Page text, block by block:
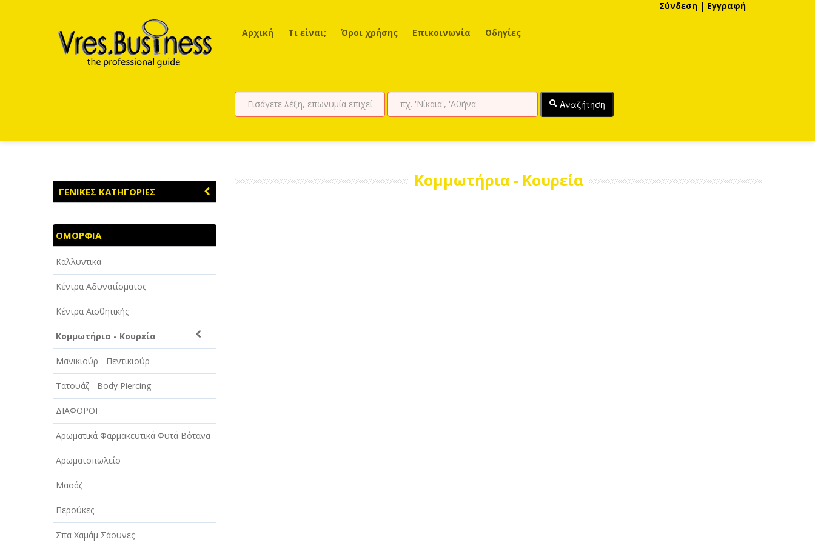
Αρχική Τι είναι; Όροι χρήσης Επικοινωνία Οδηγίες
Σύνδεση | Εγγραφή
Αναζήτηση
ΓΕΝΙΚΕΣ ΚΑΤΗΓΟΡΙΕΣ
ΑΓΡΟΤΙΚΑ - ΚΤΗΝΟΤΡΟΦΙΚΑ
ΑΘΛΗΤΙΣΜΟΣ
ΑΥΤΟΚΙΝΗΤΑ - ΜΗΧΑΝΕΣ - ΣΚΑΦΗ
ΔΙΑΣΚΕΔΑΣΗ - ΨΥΧΑΓΩΓΙΑ - ΤΕΧΝΕΣ
ΔΙΑΦΗΜΙΣΗ - ΜΜΕ
ΕΚΚΛΗΣΙΕΣ - ΦΙΛΑΝΘΡΩΠΙΚΑ
ΣΩΜΑΤΕΙΑ
ΕΚΠΑΙΔΕΥΣΗ - ΣΧΟΛΕΣ
ΕΜΠΟΡΙΟ - ΕΜΠΟΡΙΚΑ ΚΑΤΑΣΤΗΜΑΤΑ
ΕΡΓΟΣΤΑΣΙΑ - ΒΙΟΜΗΧΑΝΙΕΣ
ΞΕΝΟΔΟΧΕΙΑ - ΤΟΥΡΙΣΜΟΣ
ΟΜΟΡΦΙΑ
ΠΑΡΟΧΗ ΥΠΗΡΕΣΙΩΝ
ΤΕΧΝΙΚΑ - ΚΑΤΑΣΚΕΥΑΣΤΙΚΑ
ΟΜΟΡΦΙΑ
Καλλυντικά
Κέντρα Αδυνατίσματος
Κέντρα Αισθητικής
Κομμωτήρια - Κουρεία
Μανικιούρ - Πεντικιούρ
Τατουάζ - Body Piercing
ΔΙΑΦΟΡΟΙ
Αρωματικά Φαρμακευτικά Φυτά Βότανα
Αρωματοπωλείο
Μασάζ
Περούκες
Σπα Χαμάμ Σάουνες
Κομμωτήρια - Κουρεία